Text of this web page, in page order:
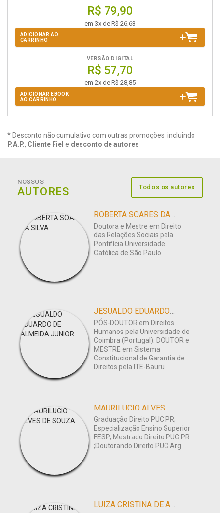
R$ 79,90
em 3x de R$ 26,63
ADICIONAR AO
CARRINHO
VERSÃO DIGITAL
R$ 57,70
em 2x de R$ 28,85
ADICIONAR EBOOK
AO CARRINHO
* Desconto não cumulativo com outras promoções, incluindo
P.A.P., Cliente Fiel e desconto de autores
NOSSOS
AUTORES Todos os autores
ROBERTA SOARES DA SILVA
Doutora e Mestre em Direito
das Relações Sociais pela
Pontifícia Universidade
Católica de São Paulo.
JESUALDO EDUARDO DE ALMEIDA JUNIOR
PÓS-DOUTOR em Direitos
Humanos pela Universidade de
Coimbra (Portugal). DOUTOR e
MESTRE em Sistema
Constitucional de Garantia de
Direitos pela ITE-Bauru.
MAURILUCIO ALVES DE SOUZA
Graduação Direito PUC PR;
Especialização Ensino Superior
FESP; Mestrado Direito PUC PR
;Doutorando Direito PUC Arg.
LUIZA CRISTINA DE AZEVEDO RICOTTA